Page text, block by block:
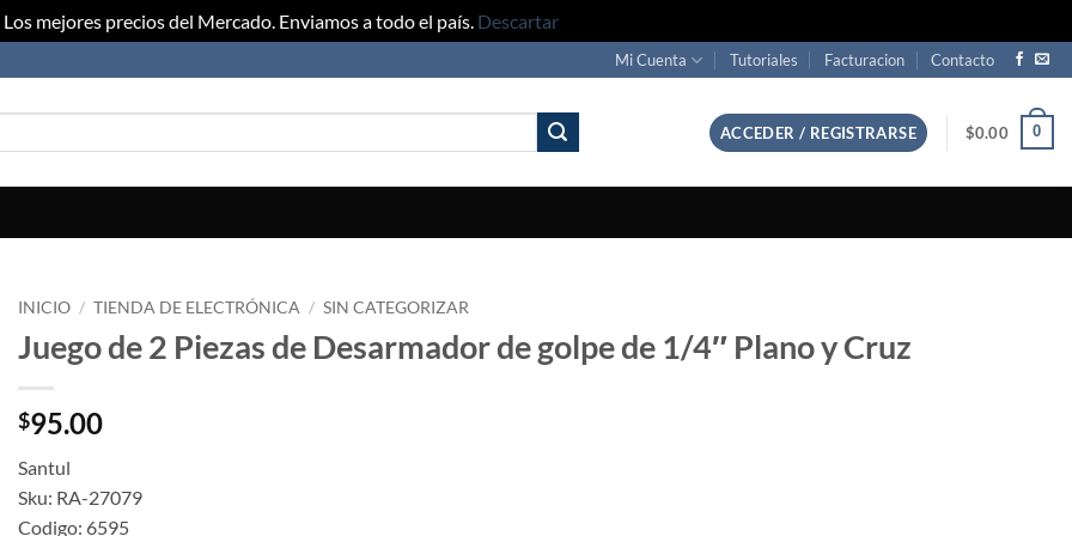
Los mejores precios del Mercado. Enviamos a todo el país. Descartar
Mi Cuenta Tutoriales Facturacion Contacto
ACCEDER / REGISTRARSE $0.00 0
INICIO / TIENDA DE ELECTRÓNICA / SIN CATEGORIZAR
Juego de 2 Piezas de Desarmador de golpe de 1/4″ Plano y Cruz
$95.00
Santul
Sku: RA-27079
Codigo: 6595